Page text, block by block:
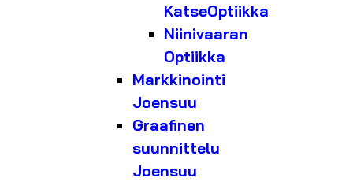
KatseOptiikka
Niinivaaran
Optiikka
Markkinointi
Joensuu
Graafinen
suunnittelu
Joensuu